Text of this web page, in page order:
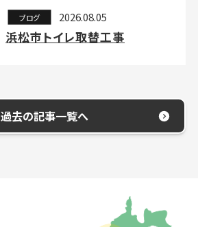
ブログ 2026.08.05
浜松市トイレ取替工事
過去の記事一覧へ